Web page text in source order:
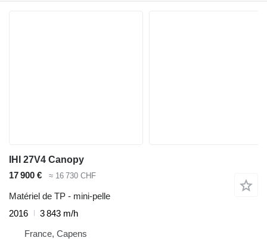
IHI 27V4 Canopy
17 900 €
≈ 16 730 CHF
Matériel de TP - mini-pelle
2016
3 843 m/h
France, Capens